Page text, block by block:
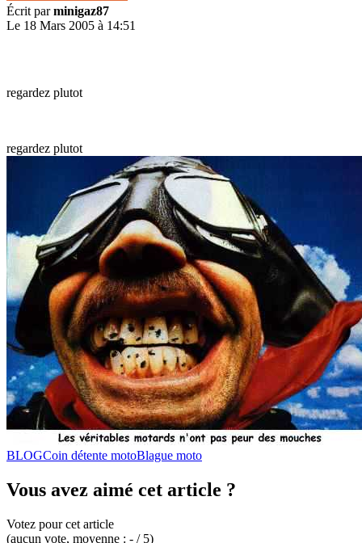
Écrit parminigaz87
Le 18 Mars 2005 à 14:51
regardez plutot
regardez plutot
BLOGCoin détente motoBlague moto
Vous avez aimé cet article ?
Votez pour cet article
(aucun vote, moyenne : - / 5)